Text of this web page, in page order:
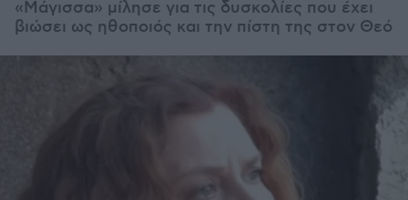
«Μάγισσα» μίλησε για τις δυσκολίες που έχει
βιώσει ως ηθοποιός και την πίστη της στον Θεό